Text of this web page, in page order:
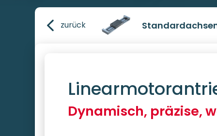
zurück
Dynamisch, präzise,